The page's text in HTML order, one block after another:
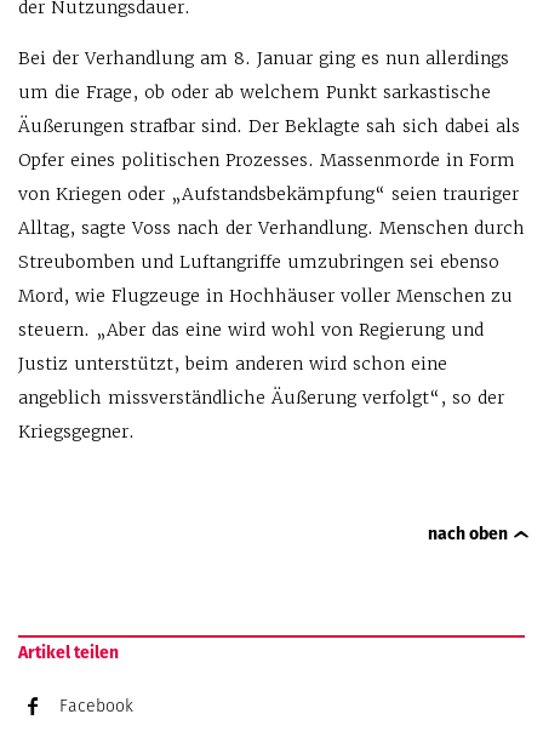
der Nutzungsdauer.
Bei der Verhandlung am 8. Januar ging es nun allerdings
um die Frage, ob oder ab welchem Punkt sarkastische
Äußerungen strafbar sind. Der Beklagte sah sich dabei als
Opfer eines politischen Prozesses. Massenmorde in Form
von Kriegen oder „Aufstandsbekämpfung“ seien trauriger
Alltag, sagte Voss nach der Verhandlung. Menschen durch
Streubomben und Luftangriffe umzubringen sei ebenso
Mord, wie Flugzeuge in Hochhäuser voller Menschen zu
steuern. „Aber das eine wird wohl von Regierung und
Justiz unterstützt, beim anderen wird schon eine
angeblich missverständliche Äußerung verfolgt“, so der
Kriegsgegner.
nach oben
Artikel teilen
Facebook